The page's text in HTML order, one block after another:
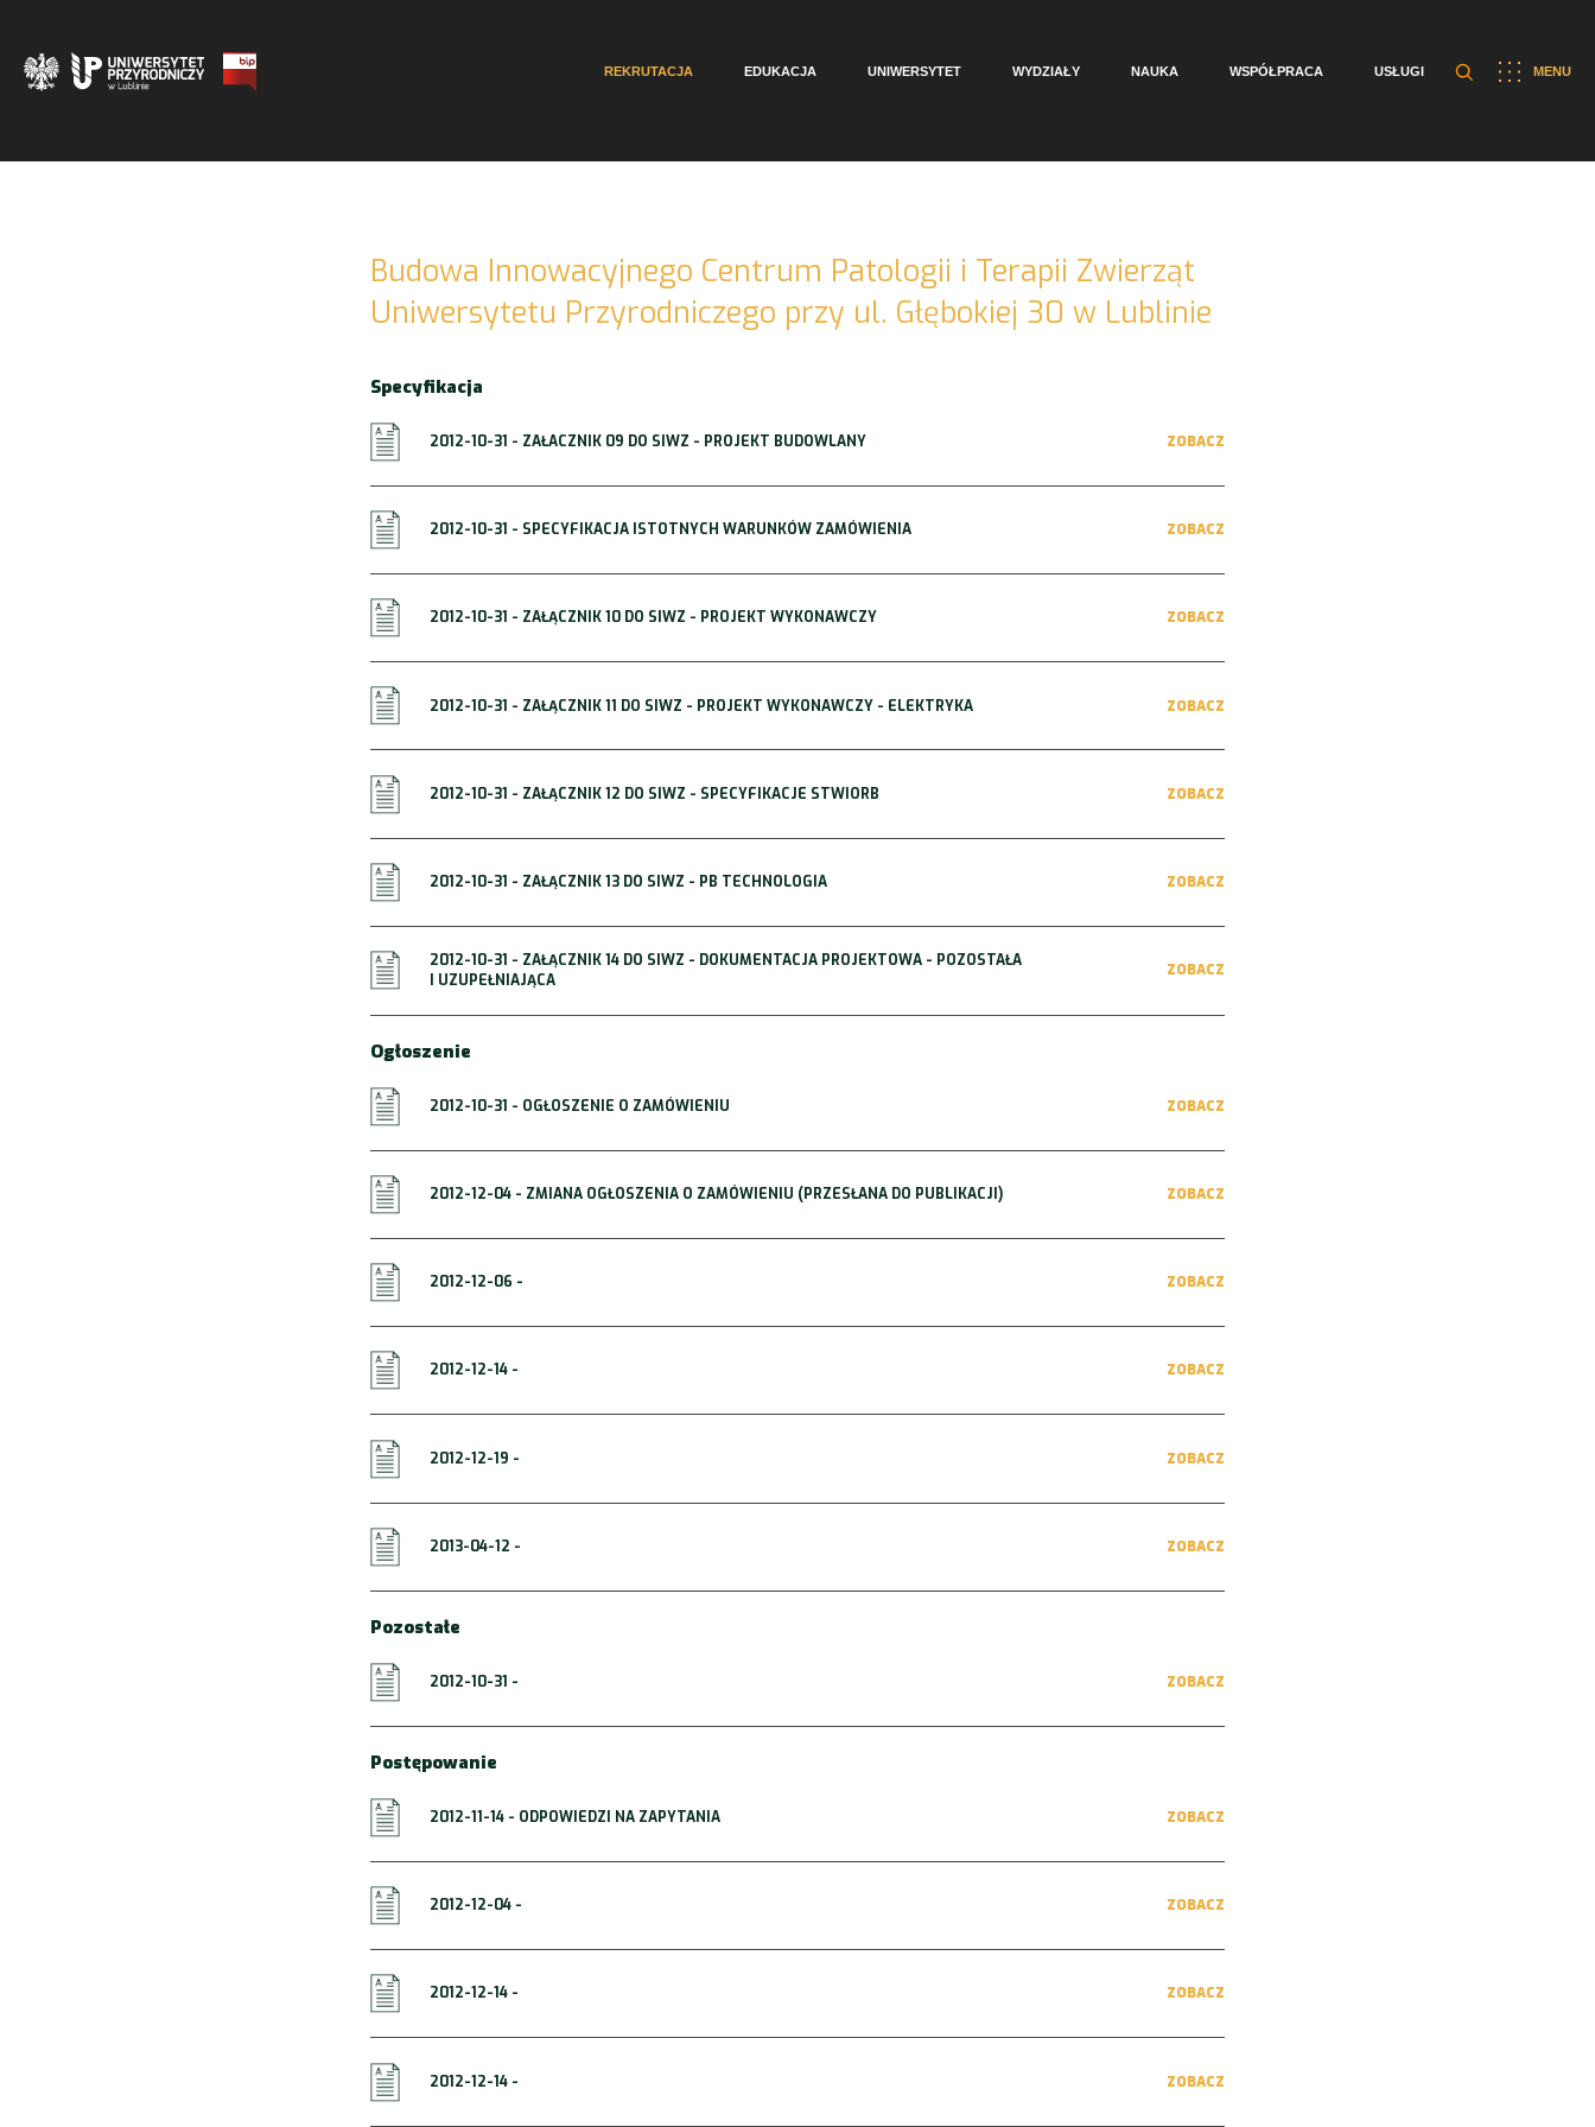
MENU
REKRUTACJA EDUKACJA UNIWERSYTET WYDZIAŁY NAUKA WSPÓŁPRACA USŁUGI
Budowa Innowacyjnego Centrum Patologii i Terapii Zwierząt
Uniwersytetu Przyrodniczego przy ul. Głębokiej 30 w Lublinie
Specyfikacja
2012-10-31 - ZAŁACZNIK 09 DO SIWZ - PROJEKT BUDOWLANY ZOBACZ
2012-10-31 - SPECYFIKACJA ISTOTNYCH WARUNKÓW ZAMÓWIENIA ZOBACZ
2012-10-31 - ZAŁĄCZNIK 10 DO SIWZ - PROJEKT WYKONAWCZY ZOBACZ
2012-10-31 - ZAŁĄCZNIK 11 DO SIWZ - PROJEKT WYKONAWCZY - ELEKTRYKA ZOBACZ
2012-10-31 - ZAŁĄCZNIK 12 DO SIWZ - SPECYFIKACJE STWIORB ZOBACZ
2012-10-31 - ZAŁĄCZNIK 13 DO SIWZ - PB TECHNOLOGIA ZOBACZ
2012-10-31 - ZAŁĄCZNIK 14 DO SIWZ - DOKUMENTACJA PROJEKTOWA - POZOSTAŁA
I UZUPEŁNIAJĄCA
ZOBACZ
Ogłoszenie
2012-10-31 - OGŁOSZENIE O ZAMÓWIENIU ZOBACZ
2012-12-04 - ZMIANA OGŁOSZENIA O ZAMÓWIENIU (PRZESŁANA DO PUBLIKACJI) ZOBACZ
2012-12-06 - ZOBACZ
2012-12-14 - ZOBACZ
2012-12-19 - ZOBACZ
2013-04-12 - ZOBACZ
Pozostałe
2012-10-31 - ZOBACZ
Postępowanie
2012-11-14 - ODPOWIEDZI NA ZAPYTANIA ZOBACZ
2012-12-04 - ZOBACZ
2012-12-14 - ZOBACZ
2012-12-14 - ZOBACZ